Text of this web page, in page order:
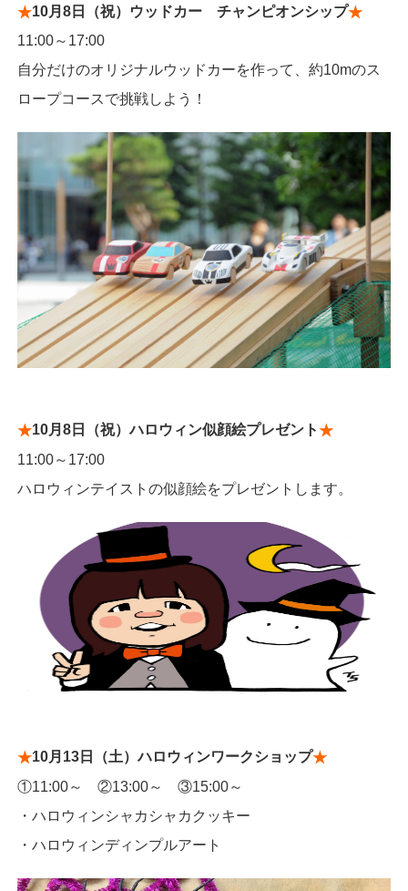
★10月8日（祝）ウッドカー チャンピオンシップ★
11:00～17:00
自分だけのオリジナルウッドカーを作って、約10mのス
ロープコースで挑戦しよう！
★10月8日（祝）ハロウィン似顔絵プレゼント★
11:00～17:00
ハロウィンテイストの似顔絵をプレゼントします。
★10月13日（土）ハロウィンワークショップ★
①11:00～ ②13:00～ ③15:00～
・ハロウィンシャカシャカクッキー
・ハロウィンディンプルアート